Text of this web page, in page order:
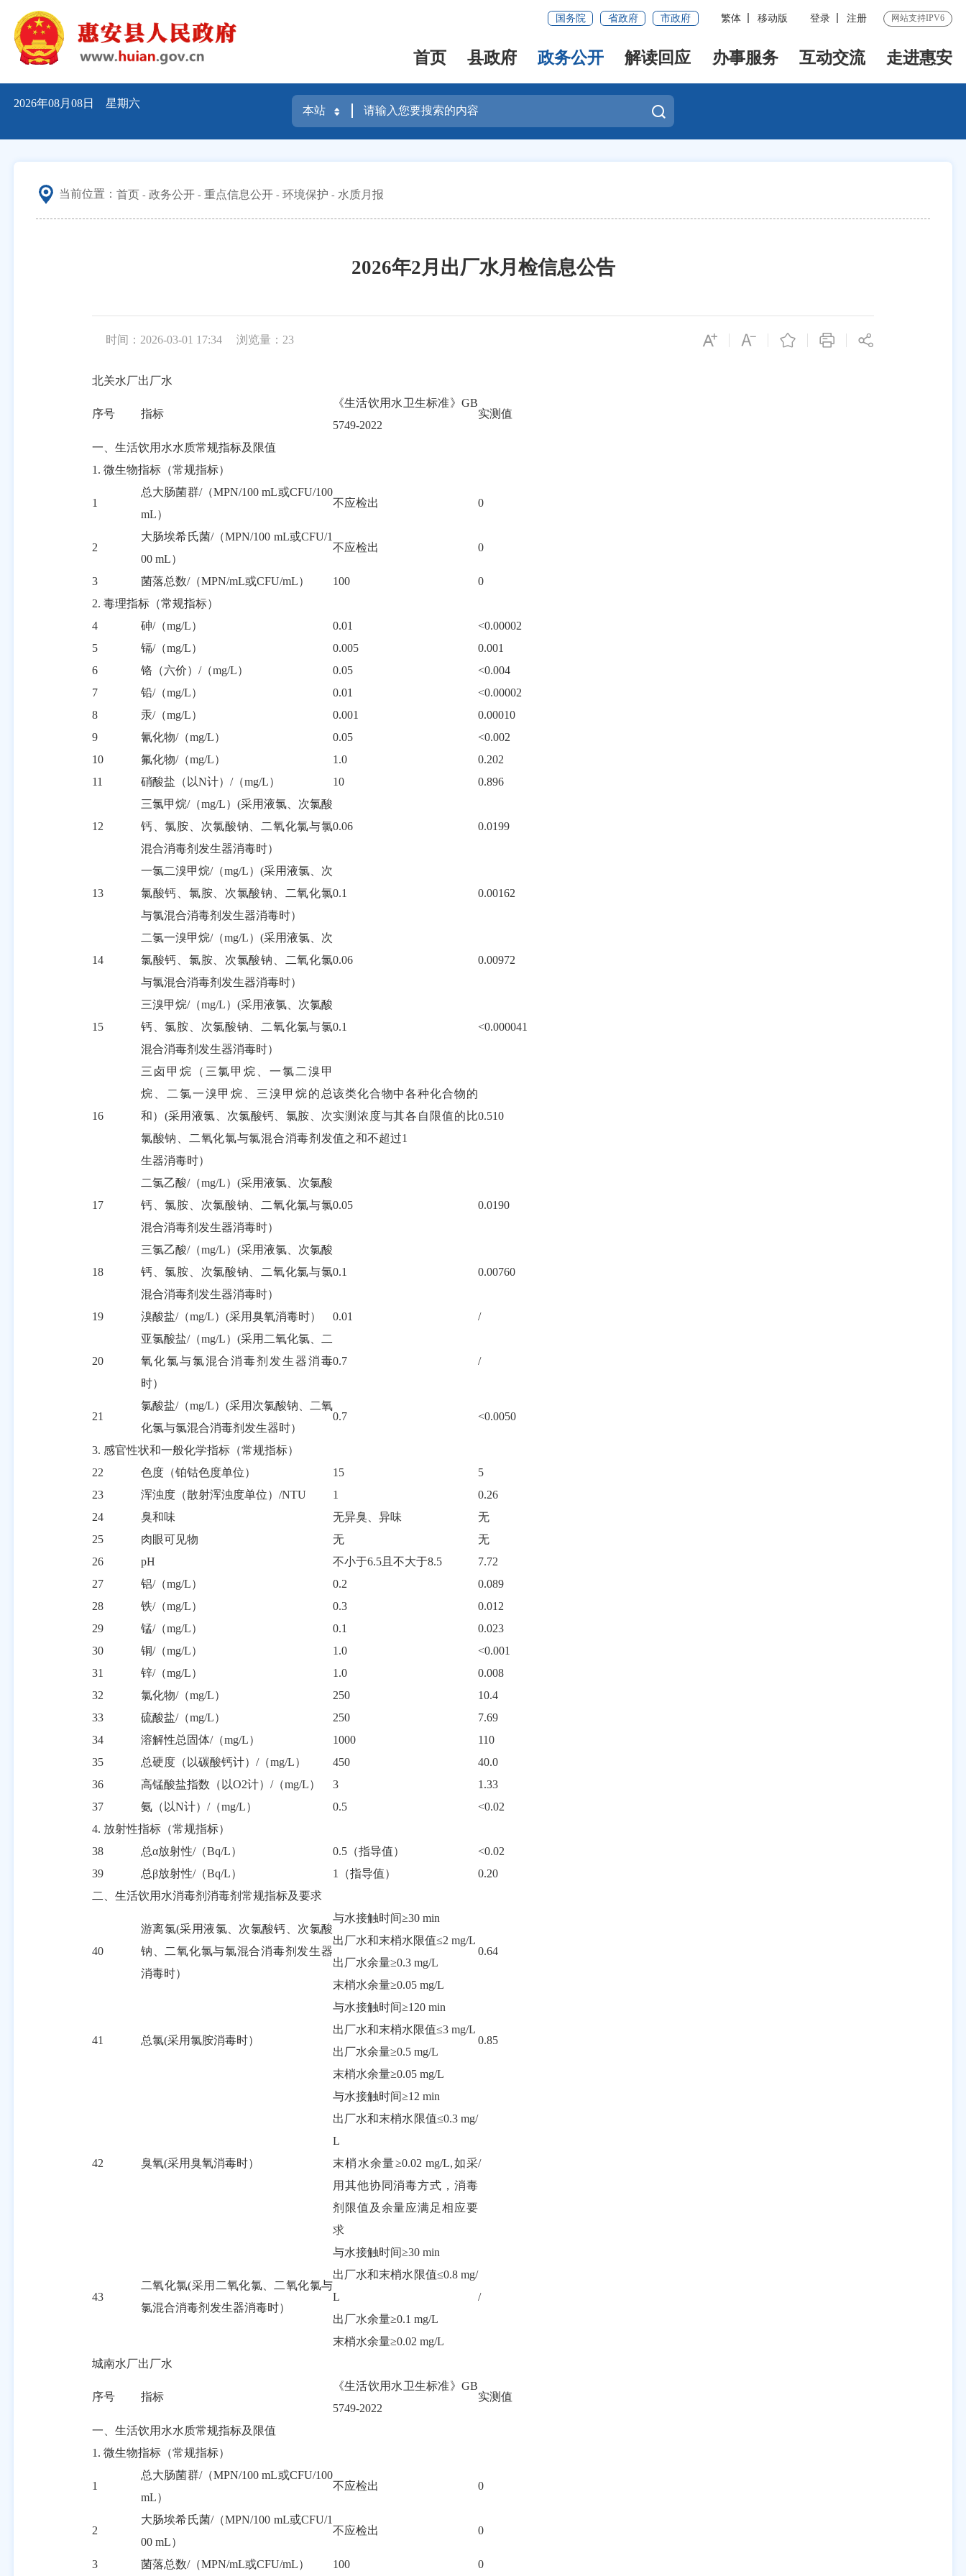
国务院 省政府 市政府 繁体 移动版 登录 注册 网站支持IPV6
首页 县政府 政务公开 解读回应 办事服务 互动交流 走进惠安
2026年08月08日 星期六
当前位置： 首页 政务公开 重点信息公开 环境保护 水质月报
2026年2月出厂水月检信息公告
时间：2026-03-01 17:34 浏览量： 23
北关水厂出厂水
序号 指标
《生活饮用水卫生标准》 GB
5749-2022
实测值
一、生活饮用水水质常规指标及限值
1. 微生物指标（常规指标）
1
总大肠菌群/（MPN/100 mL或CFU/100
mL）
不应检出 0
2
大肠埃希氏菌/（MPN/100 mL或CFU/1
00 mL）
不应检出 0
3 菌落总数/（MPN/mL或CFU/mL） 100
0
2. 毒理指标（常规指标）
4
砷/（mg/L） 0.01
<0.00002
5
镉/（mg/L） 0.005
0.001
6
铬（六价） /（mg/L） 0.05
<0.004
7
铅/（mg/L） 0.01
<0.00002
8
汞/（mg/L） 0.001
0.00010
9
氰化物/（mg/L） 0.05
<0.002
10
氟化物/（mg/L） 1.0
0.202
11
硝酸盐（以N计） /（mg/L） 10 0.896
12
三氯甲烷/（mg/L） (采用液氯、次氯酸
钙、氯胺、次氯酸钠、二氧化氯与氯
混合消毒剂发生器消毒时）
0.06 0.0199
13
一氯二溴甲烷/（mg/L） (采用液氯、次
氯酸钙、氯胺、次氯酸钠、二氧化氯
与氯混合消毒剂发生器消毒时）
0.1 0.00162
14
二氯一溴甲烷/（mg/L） (采用液氯、次
氯酸钙、氯胺、次氯酸钠、二氧化氯
与氯混合消毒剂发生器消毒时）
0.06 0.00972
15
三溴甲烷/（mg/L） (采用液氯、次氯酸
钙、氯胺、次氯酸钠、二氧化氯与氯
混合消毒剂发生器消毒时）
0.1 <0.000041
16
三卤甲烷（三氯甲烷、一氯二溴甲
烷、二氯一溴甲烷、三溴甲烷的总
和） (采用液氯、次氯酸钙、氯胺、次
氯酸钠、二氧化氯与氯混合消毒剂发
生器消毒时）
该类化合物中各种化合物的
实测浓度与其各自限值的比
值之和不超过1
0.510
17
二氯乙酸/（mg/L） (采用液氯、次氯酸
钙、氯胺、次氯酸钠、二氧化氯与氯
混合消毒剂发生器消毒时）
0.05 0.0190
18
三氯乙酸/（mg/L） (采用液氯、次氯酸
钙、氯胺、次氯酸钠、二氧化氯与氯
混合消毒剂发生器消毒时）
0.1 0.00760
19 溴酸盐/（mg/L） (采用臭氧消毒时） 0.01 /
20
亚氯酸盐/（mg/L） (采用二氧化氯、二
氧化氯与氯混合消毒剂发生器消毒
时）
0.7 /
21
氯酸盐/（mg/L） (采用次氯酸钠、二氧
化氯与氯混合消毒剂发生器时）
0.7 <0.0050
3. 感官性状和一般化学指标（常规指标）
22
色度（铂钴色度单位） 15
5
23
浑浊度（散射浑浊度单位） /NTU 1
0.26
24
臭和味 无异臭、异味
无
25
肉眼可见物 无
无
26
pH 不小于6.5且不大于8.5
7.72
27
铝/（mg/L） 0.2
0.089
28
铁/（mg/L） 0.3
0.012
29
锰/（mg/L） 0.1
0.023
30
铜/（mg/L） 1.0
<0.001
31
锌/（mg/L） 1.0
0.008
32
氯化物/（mg/L） 250
10.4
33
硫酸盐/（mg/L） 250
7.69
34
溶解性总固体/（mg/L） 1000
110
35
总硬度（以碳酸钙计） /（mg/L） 450
40.0
36
高锰酸盐指数（以O2计） /（mg/L） 3
1.33
37
氨（以N计） /（mg/L） 0.5
<0.02
4. 放射性指标（常规指标）
38
总α放射性/（Bq/L） 0.5（指导值）
<0.02
39
总β放射性/（Bq/L） 1 （指导值）
0.20
二、生活饮用水消毒剂消毒剂常规指标及要求
40
游离氯(采用液氯、次氯酸钙、次氯酸
钠、二氧化氯与氯混合消毒剂发生器
消毒时）
与水接触时间≥30 min
出厂水和末梢水限值≤2 mg/L
出厂水余量≥0.3 mg/L
末梢水余量≥0.05 mg/L
0.64
41 总氯(采用氯胺消毒时）
与水接触时间≥120 min
出厂水和末梢水限值≤3 mg/L
出厂水余量≥0.5 mg/L
末梢水余量≥0.05 mg/L
0.85
42 臭氧(采用臭氧消毒时）
与水接触时间≥12 min
出厂水和末梢水限值≤0.3 mg/
L
末梢水余量≥0.02 mg/L,如采
用其他协同消毒方式，消毒
剂限值及余量应满足相应要
求
/
43
二氧化氯(采用二氧化氯、二氧化氯与
氯混合消毒剂发生器消毒时）
与水接触时间≥30 min
出厂水和末梢水限值≤0.8 mg/
L
出厂水余量≥0.1 mg/L
末梢水余量≥0.02 mg/L
/
城南水厂出厂水
序号 指标
《生活饮用水卫生标准》 GB
5749-2022
实测值
一、生活饮用水水质常规指标及限值
1. 微生物指标（常规指标）
1
总大肠菌群/（MPN/100 mL或CFU/100
mL）
不应检出 0
2
大肠埃希氏菌/（MPN/100 mL或CFU/1
00 mL）
不应检出 0
3 菌落总数/（MPN/mL或CFU/mL） 100 0